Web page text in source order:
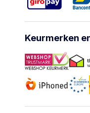
Keurmerken